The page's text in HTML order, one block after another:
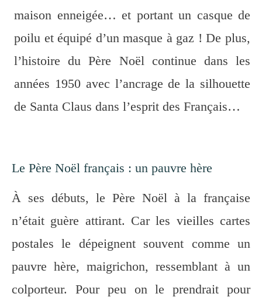
maison enneigée… et portant un casque de
poilu et équipé d’un masque à gaz ! De plus,
l’histoire du Père Noël continue dans les
années 1950 avec l’ancrage de la silhouette
de Santa Claus dans l’esprit des Français…
Le Père Noël français : un pauvre hère
À ses débuts, le Père Noël à la française
n’était guère attirant. Car les vieilles cartes
postales le dépeignent souvent comme un
pauvre hère, maigrichon, ressemblant à un
colporteur. Pour peu on le prendrait pour